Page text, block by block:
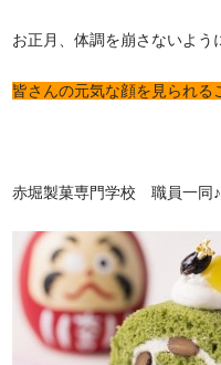
お正月、体調を崩さないよう
皆さんの元気な顔を見られ
赤堀製菓専門学校 職員一同♪